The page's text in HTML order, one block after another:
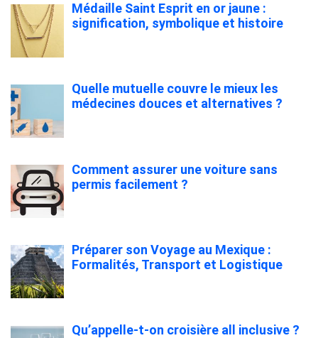
Médaille Saint Esprit en or jaune :
signification, symbolique et histoire
Quelle mutuelle couvre le mieux les
médecines douces et alternatives ?
Comment assurer une voiture sans
permis facilement ?
Préparer son Voyage au Mexique :
Formalités, Transport et Logistique
Qu’appelle-t-on croisière all inclusive ?